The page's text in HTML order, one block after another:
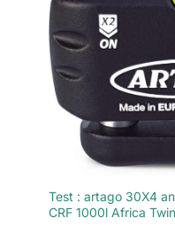
Test : artago 30X4
CRF 1000l Africa Twin